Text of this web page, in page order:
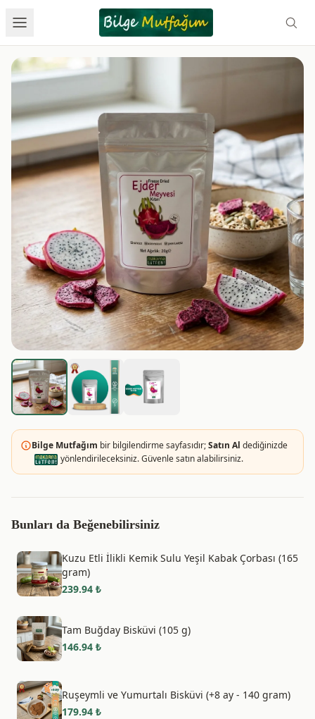
Bilge Mutfağım bir bilgilendirme sayfasıdır;Satın Al dediğinizde
yönlendirileceksiniz. Güvenle satın alabilirsiniz.
Bunları da Beğenebilirsiniz
Kuzu Etli İlikli Kemik Sulu Yeşil Kabak Çorbası (165
gram)
239.94 ₺
Tam Buğday Bisküvi (105 g)
146.94 ₺
Ruşeymli ve Yumurtalı Bisküvi (+8 ay - 140 gram)
179.94 ₺